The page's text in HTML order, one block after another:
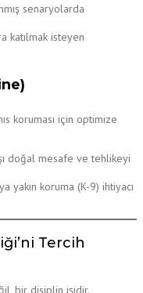
senaryolarda
katılmak isteyen
koruması için optimize
doğal mesafe ve tehlikeyi
yakın koruma (K-9) ihtiyacı
Tercih